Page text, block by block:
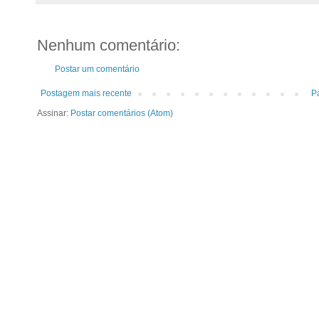
Nenhum comentário:
Postar um comentário
Postagem mais recente
Assinar: Postar comentários (Atom)